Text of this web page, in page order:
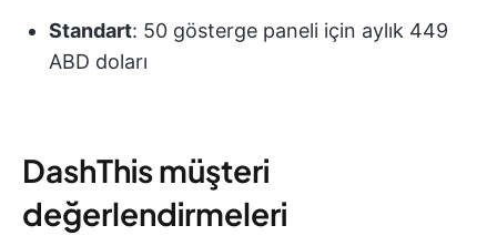
Standart: 50 gösterge paneli için aylık 449
ABD doları
DashThis müşteri
değerlendirmeleri